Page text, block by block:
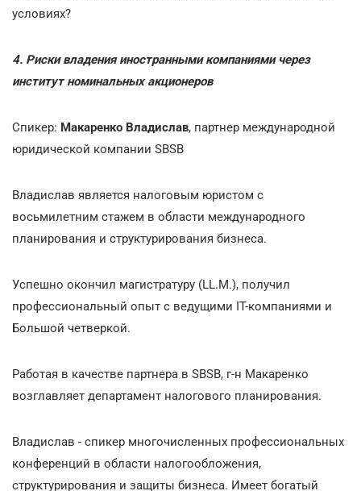
условиях?
4. Риски владения иностранными компаниями через
институт номинальных акционеров
Спикер: Макаренко Владислав, партнер международной
юридической компании SBSB
Владислав является налоговым юристом с
восьмилетним стажем в области международного
планирования и структурирования бизнеса.
Успешно окончил магистратуру (LL.M.), получил
профессиональный опыт с ведущими IТ-компаниями и
Большой четверкой.
Работая в качестве партнера в SBSB, г-н Макаренко
возглавляет департамент налогового планирования.
Владислав - спикер многочисленных профессиональных
конференций в области налогообложения,
структурирования и защиты бизнеса. Имеет богатый